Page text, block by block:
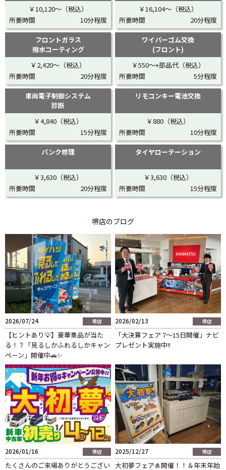
￥10,120〜（税込）
所要時間
10分程度
￥16,104〜（税込）
所要時間
20分程度
フロントガラス
撥水コーティング
￥2,420〜（税込）
所要時間
20分程度
ワイパーゴム交換
(フロント)
￥550〜+部品代（税込）
所要時間
5分程度
車両電子制御システム
診断
￥4,840（税込）
所要時間
15分程度
リモコンキー電池交換
￥880（税込）
所要時間
10分程度
パンク修理
￥3,630（税込）
所要時間
20分程度
タイヤローテーション
￥3,630（税込）
所要時間
15分程度
堺店のブログ
2026/07/24 堺店
【ヒントあり💡】豪華景品が当た
る！？「見るしかふれるしかキャン
ペーン」開催中🚗✨
2026/02/13 堺店
「大決算フェア 7～15日開催」ナビ
プレゼント実施中!!
2026/01/16 堺店
たくさんのご来場ありがとうござい
2025/12/27 堺店
大初夢フェア🎍開催！！＆年末年始